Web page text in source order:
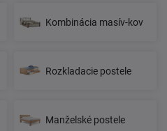
Kombinácia masív-kov
Rozkladacie postele
Manželské postele